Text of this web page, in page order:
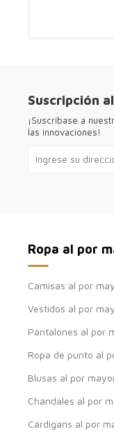
Suscripción
¡Suscríbase a
las innovaciones!
Ropa al por
Camisas al por
Vestidos al por
Pantalones al por
Ropa de punto al
Blusas al por
Chándales al por
Cárdigans al por